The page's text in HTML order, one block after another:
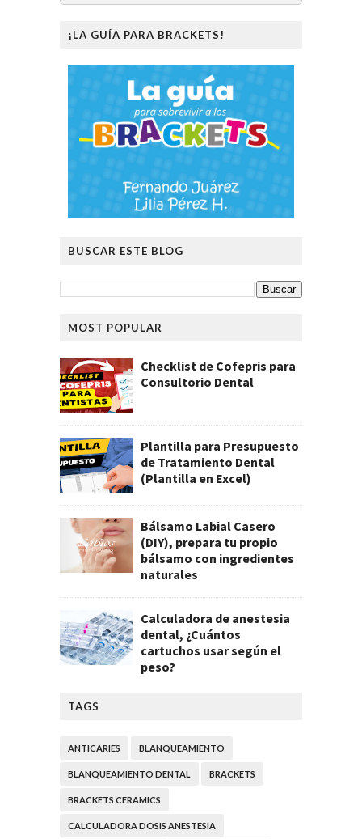
¡LA GUÍA PARA BRACKETS!
BUSCAR ESTE BLOG
MOST POPULAR
Checklist de Cofepris para
Consultorio Dental
Plantilla para Presupuesto
de Tratamiento Dental
(Plantilla en Excel)
Bálsamo Labial Casero
(DIY), prepara tu propio
bálsamo con ingredientes
naturales
Calculadora de anestesia
dental, ¿Cuántos
cartuchos usar según el
peso?
TAGS
ANTICARIES BLANQUEAMIENTO
BLANQUEAMIENTO DENTAL BRACKETS
BRACKETS CERAMICS
CALCULADORA DOSIS ANESTESIA